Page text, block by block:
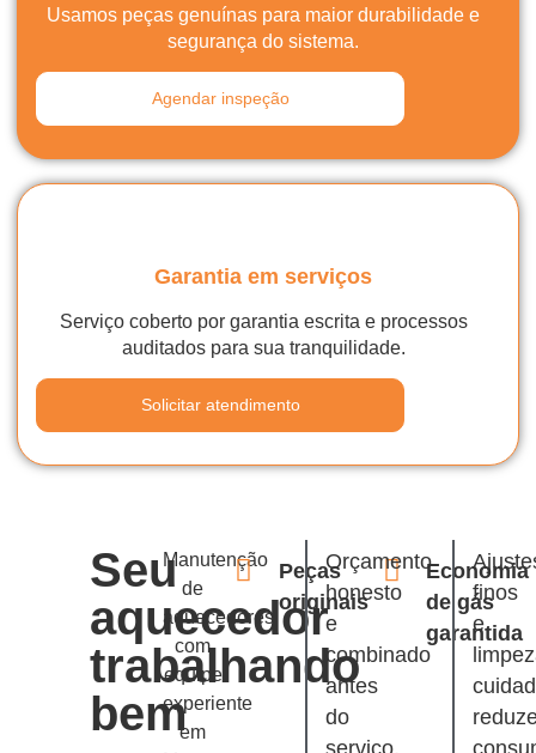
Usamos peças genuínas para maior durabilidade e
segurança do sistema.
Agendar inspeção
Garantia em serviços
Serviço coberto por garantia escrita e processos
auditados para sua tranquilidade.
Solicitar atendimento
Seu
aquecedor
trabalhando
bem
Manutenção
de
aquecedores
com
equipe
experiente
em
Peças
originais
Economia
de gás
garantida
Orçamento
honesto
e
combinado
antes
do
serviço.
finos
e